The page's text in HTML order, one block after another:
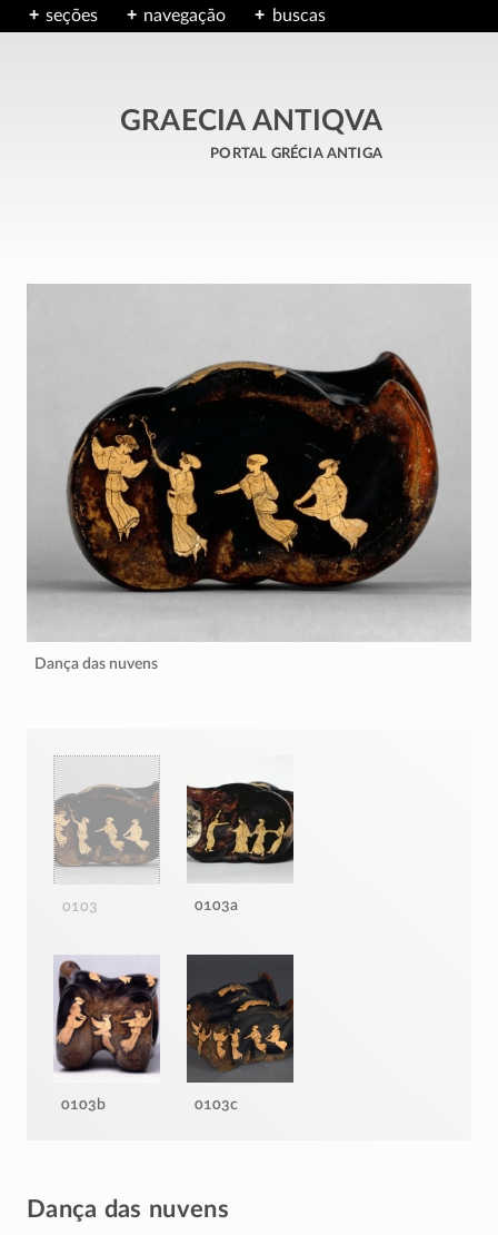
seções navegação buscas
GRAECIA ANTIQVA
portal grécia antiga
Dança das nuvens
0103 0103a
0103b 0103c
Dança das nuvens